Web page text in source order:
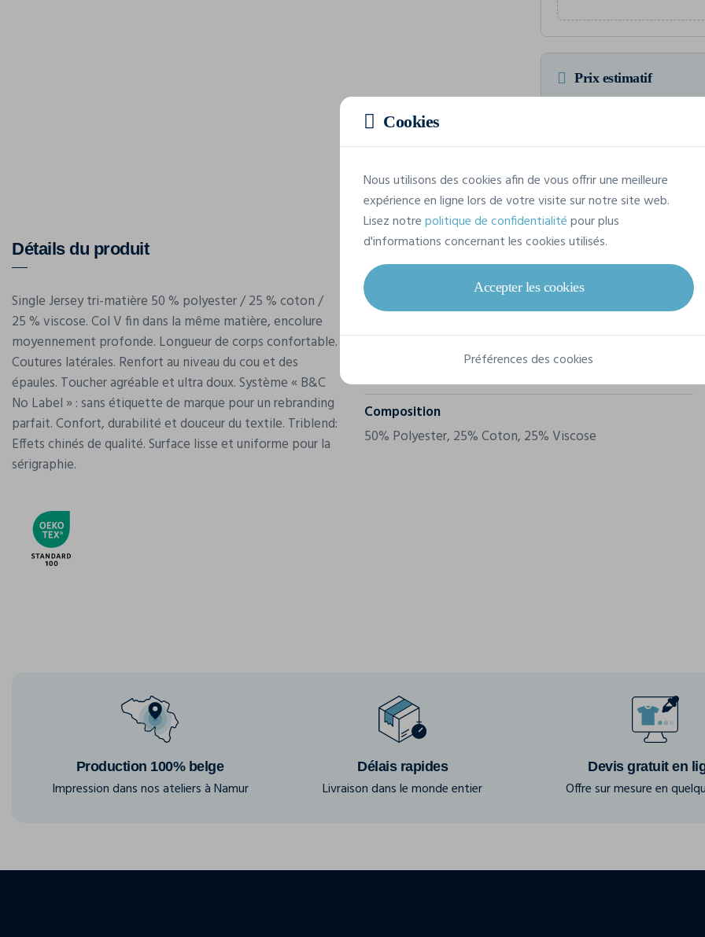
Prix estimatif
Soit un total de 100,43 € TTC
Détails du produit
Single Jersey tri-matière 50 % polyester / 25 % coton /
25 % viscose. Col V fin dans la même matière, encolure
moyennement profonde. Longueur de corps confortable.
Coutures latérales. Renfort au niveau du cou et des
épaules. Toucher agréable et ultra doux. Système « B&C
No Label » : sans étiquette de marque pour un rebranding
parfait. Confort, durabilité et douceur du textile. Triblend:
Effets chinés de qualité. Surface lisse et uniforme pour la
sérigraphie.
Caractéristiques
Marque
B&C
Référence
TM057
Composition
50% Polyester, 25% Coton, 25% Viscose
Production 100% belge
Impression dans nos ateliers à Namur
Délais rapides
Livraison dans le monde entier
Devis gratuit en
Offre sur mesure en
Cookies
Nous utilisons des cookies afin de vous offrir une meilleure
expérience en ligne lors de votre visite sur notre site web.
Lisez notrepolitique de confidentialitépour plus
d'informations concernant les cookies utilisés.
Accepter les cookies
Préférences des cookies